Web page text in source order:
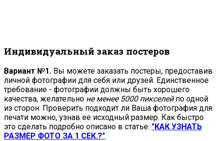
Индивидуальный заказ постеров
Вариант №1. Вы можете заказать постеры, предоставив
личной фотографии для себя или друзей. Единственное
требование - фотографии должны быть хорошего
качества, желательно не менее 5000 пикселейпо одной
из сторон. Проверить подходит ли Ваша фотография для
печати можно, узнав ее исходный размер. Как быстро
это сделать подробно описано в статье: "КАК УЗНАТЬ
РАЗМЕР ФОТО ЗА 1 СЕК.?".